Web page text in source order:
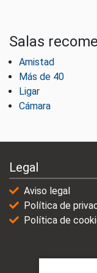
Salas
Amistad
Más de 40
Ligar
Cámara
Legal
Aviso legal
Política de
Política de